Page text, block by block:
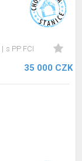
s PP FCI
35 000 CZK